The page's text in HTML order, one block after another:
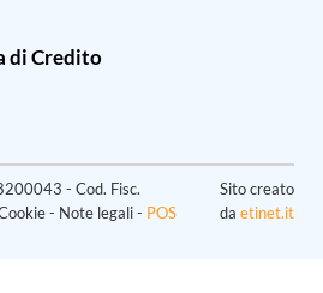
di Credito
- Cod. Fisc.
- Note legali - POS
Sito creato
da etinet.it